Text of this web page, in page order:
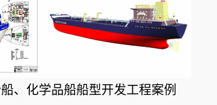
、化学品船船型开发工程案例